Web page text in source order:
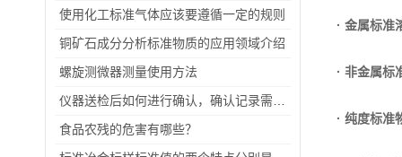
使用化工标准气体应该要遵循一定的规则
铜矿石成分分析标准物质的应用领域介绍
螺旋测微器测量使用方法
食品农残的危害有哪些？
· 金属标准
· 非金属标
· 纯度标准